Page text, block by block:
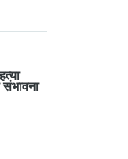
संभावना